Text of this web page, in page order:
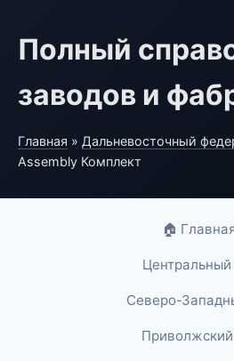
Полный
заводов и
Главная » Дальневосточный
Assembly Комплект
🏠
Северо-